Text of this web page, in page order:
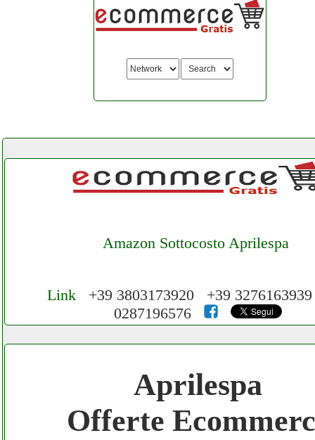
Amazon Sottocosto Aprilespa
Cerchiamo Collaboratori per Lavoro nel
3.000 € Mese
Gratis registra il tuo Ecommerce nel
Link +39 3803173920 +39
0287196576
Aprilespa
Offerte